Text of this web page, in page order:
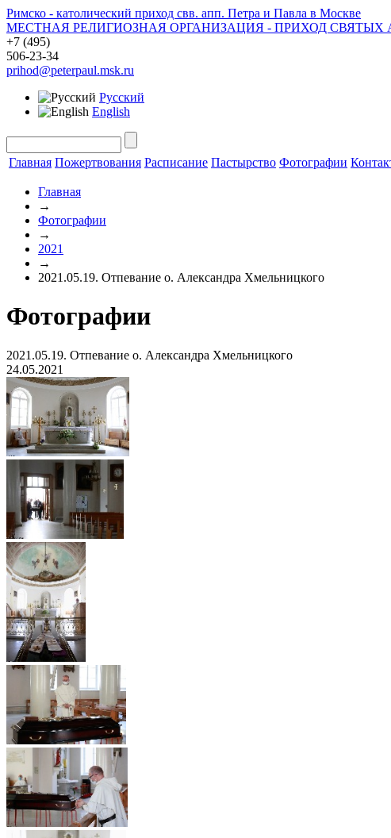
Римско - католический приход свв. апп. Петра и Павла в Москве
МЕСТНАЯ РЕЛИГИОЗНАЯ ОРГАНИЗАЦИЯ - ПРИХОД
+7 (495)
506-23-34
prihod@peterpaul.msk.ru
Русский
English
Главная Пожертвования Расписание Пастырство Фотографии
Главная
→
Фотографии
→
2021
→
2021.05.19. Отпевание о. Александра Хмельницкого
Фотографии
2021.05.19. Отпевание о. Александра Хмельницкого
24.05.2021